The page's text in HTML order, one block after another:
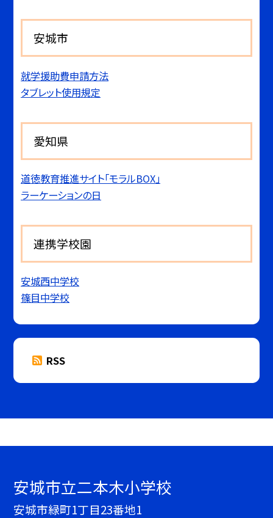
安城市
就学援助費申請方法
タブレット使用規定
愛知県
道徳教育推進サイト「モラルBOX」
ラーケーションの日
連携学校園
安城西中学校
篠目中学校
RSS
安城市立二本木小学校
安城市緑町1丁目23番地1